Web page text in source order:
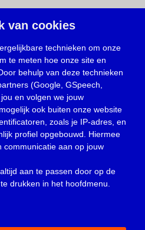
van cookies
technieken om onze
te meten hoe onze site en
behulp van deze technieken
(Google, GSpeech,
en volgen we jouw
ook buiten onze website
zoals je IP-adres, en
profiel opgebouwd. Hiermee
communicatie aan op jouw
aan te passen door op de
te drukken in het hoofdmenu.